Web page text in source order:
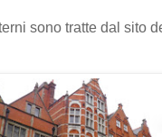
sono tratte dal sito